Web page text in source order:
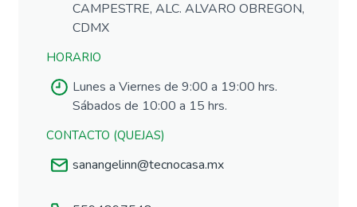
CAMPESTRE, ALC. ALVARO OBREGON,
CDMX
HORARIO
Lunes a Viernes de 9:00 a 19:00 hrs.
Sábados de 10:00 a 15 hrs.
CONTACTO (QUEJAS)
sanangelinn@tecnocasa.mx